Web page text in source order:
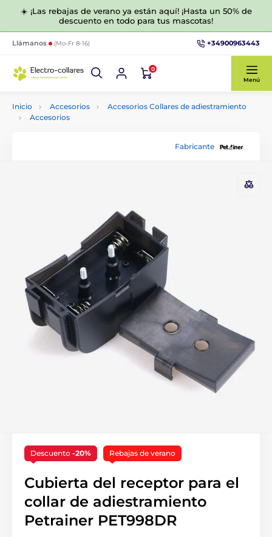
☀️ ¡Las rebajas de verano ya están aquí! ¡Hasta un 50% de
descuento en todo para tus mascotas!
Llámanos (Mo-Fr 8-16) +34900963443
0
Menú
Inicio Accesorios
Accesorios Collares de adiestramiento
Accesorios
Fabricante
Descuento -20% Rebajas de verano
Cubierta del receptor para el
collar de adiestramiento
Petrainer PET998DR